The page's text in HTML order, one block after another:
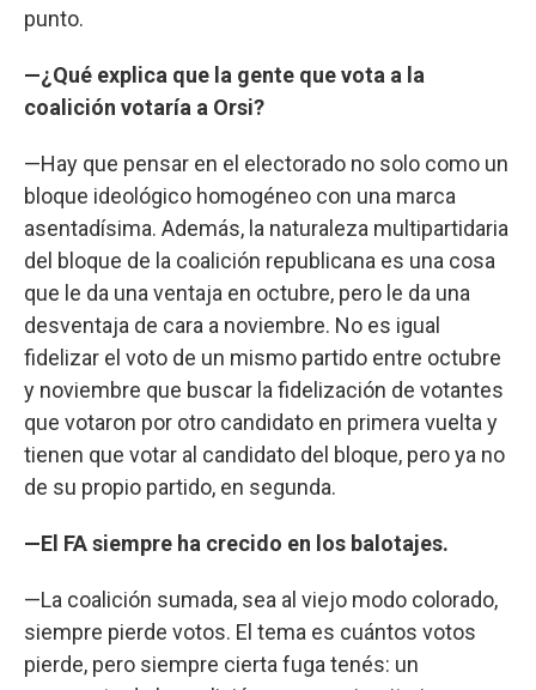
punto.
—¿Qué explica que la gente que vota a la
coalición votaría a Orsi?
—Hay que pensar en el electorado no solo como un
bloque ideológico homogéneo con una marca
asentadísima. Además, la naturaleza multipartidaria
del bloque de la coalición republicana es una cosa
que le da una ventaja en octubre, pero le da una
desventaja de cara a noviembre. No es igual
fidelizar el voto de un mismo partido entre octubre
y noviembre que buscar la fidelización de votantes
que votaron por otro candidato en primera vuelta y
tienen que votar al candidato del bloque, pero ya no
de su propio partido, en segunda.
—El FA siempre ha crecido en los balotajes.
—La coalición sumada, sea al viejo modo colorado,
siempre pierde votos. El tema es cuántos votos
pierde, pero siempre cierta fuga tenés: un